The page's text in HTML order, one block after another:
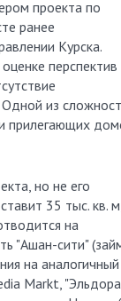
ранее
Курска.
перспектив
Одной из
прилегающих
но не его
35 тыс. кв. м,
на
"Ашан-сити"
на аналогичный
Markt,